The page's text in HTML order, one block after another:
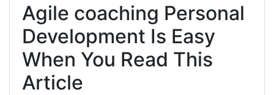
Agile coaching Personal
Development Is Easy
When You Read This
Article